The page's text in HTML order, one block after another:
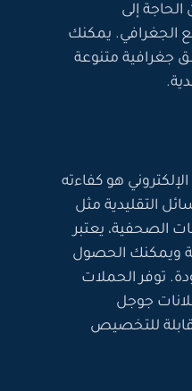
إلى
الجغرافي. يمكنك
جغرافية متنوعة
هو كفاءته
التقليدية مثل
الصحفية، يعتبر
ويمكنك الحصول
توفر الحملات
جوجل
للتخصيص